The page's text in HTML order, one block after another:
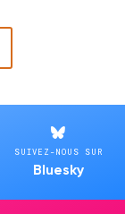
SUIVEZ-NOUS SUR
Bluesky